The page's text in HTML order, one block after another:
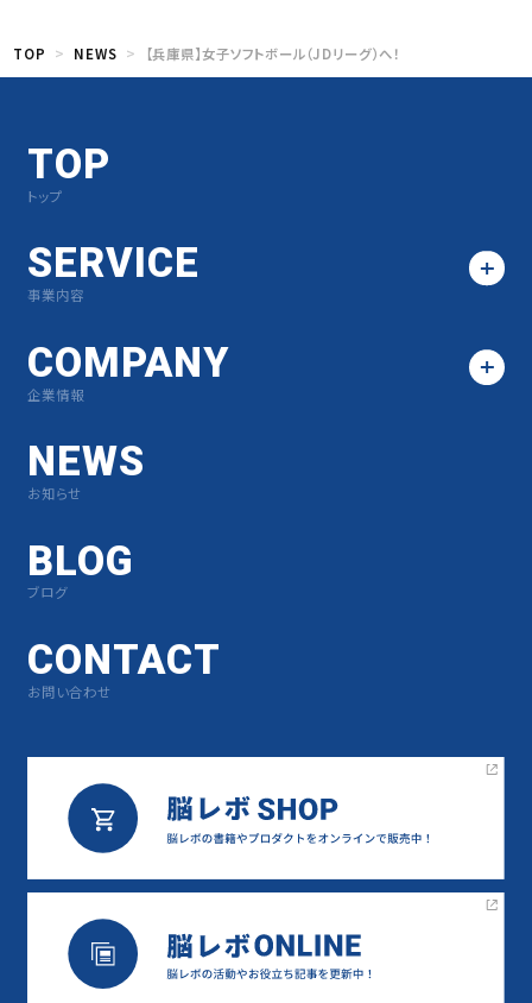
TOP NEWS 【兵庫県】女子ソフトボール（JDリーグ）へ！
TOP
トップ
SERVICE
事業内容
COMPANY
企業情報
NEWS
お知らせ
BLOG
ブログ
CONTACT
お問い合わせ